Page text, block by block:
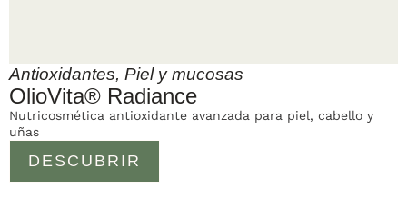
Antioxidantes, Piel y mucosas
OlioVita® Radiance
DESCUBRIR
Nutricosmética antioxidante avanzada para piel, cabello y
uñas